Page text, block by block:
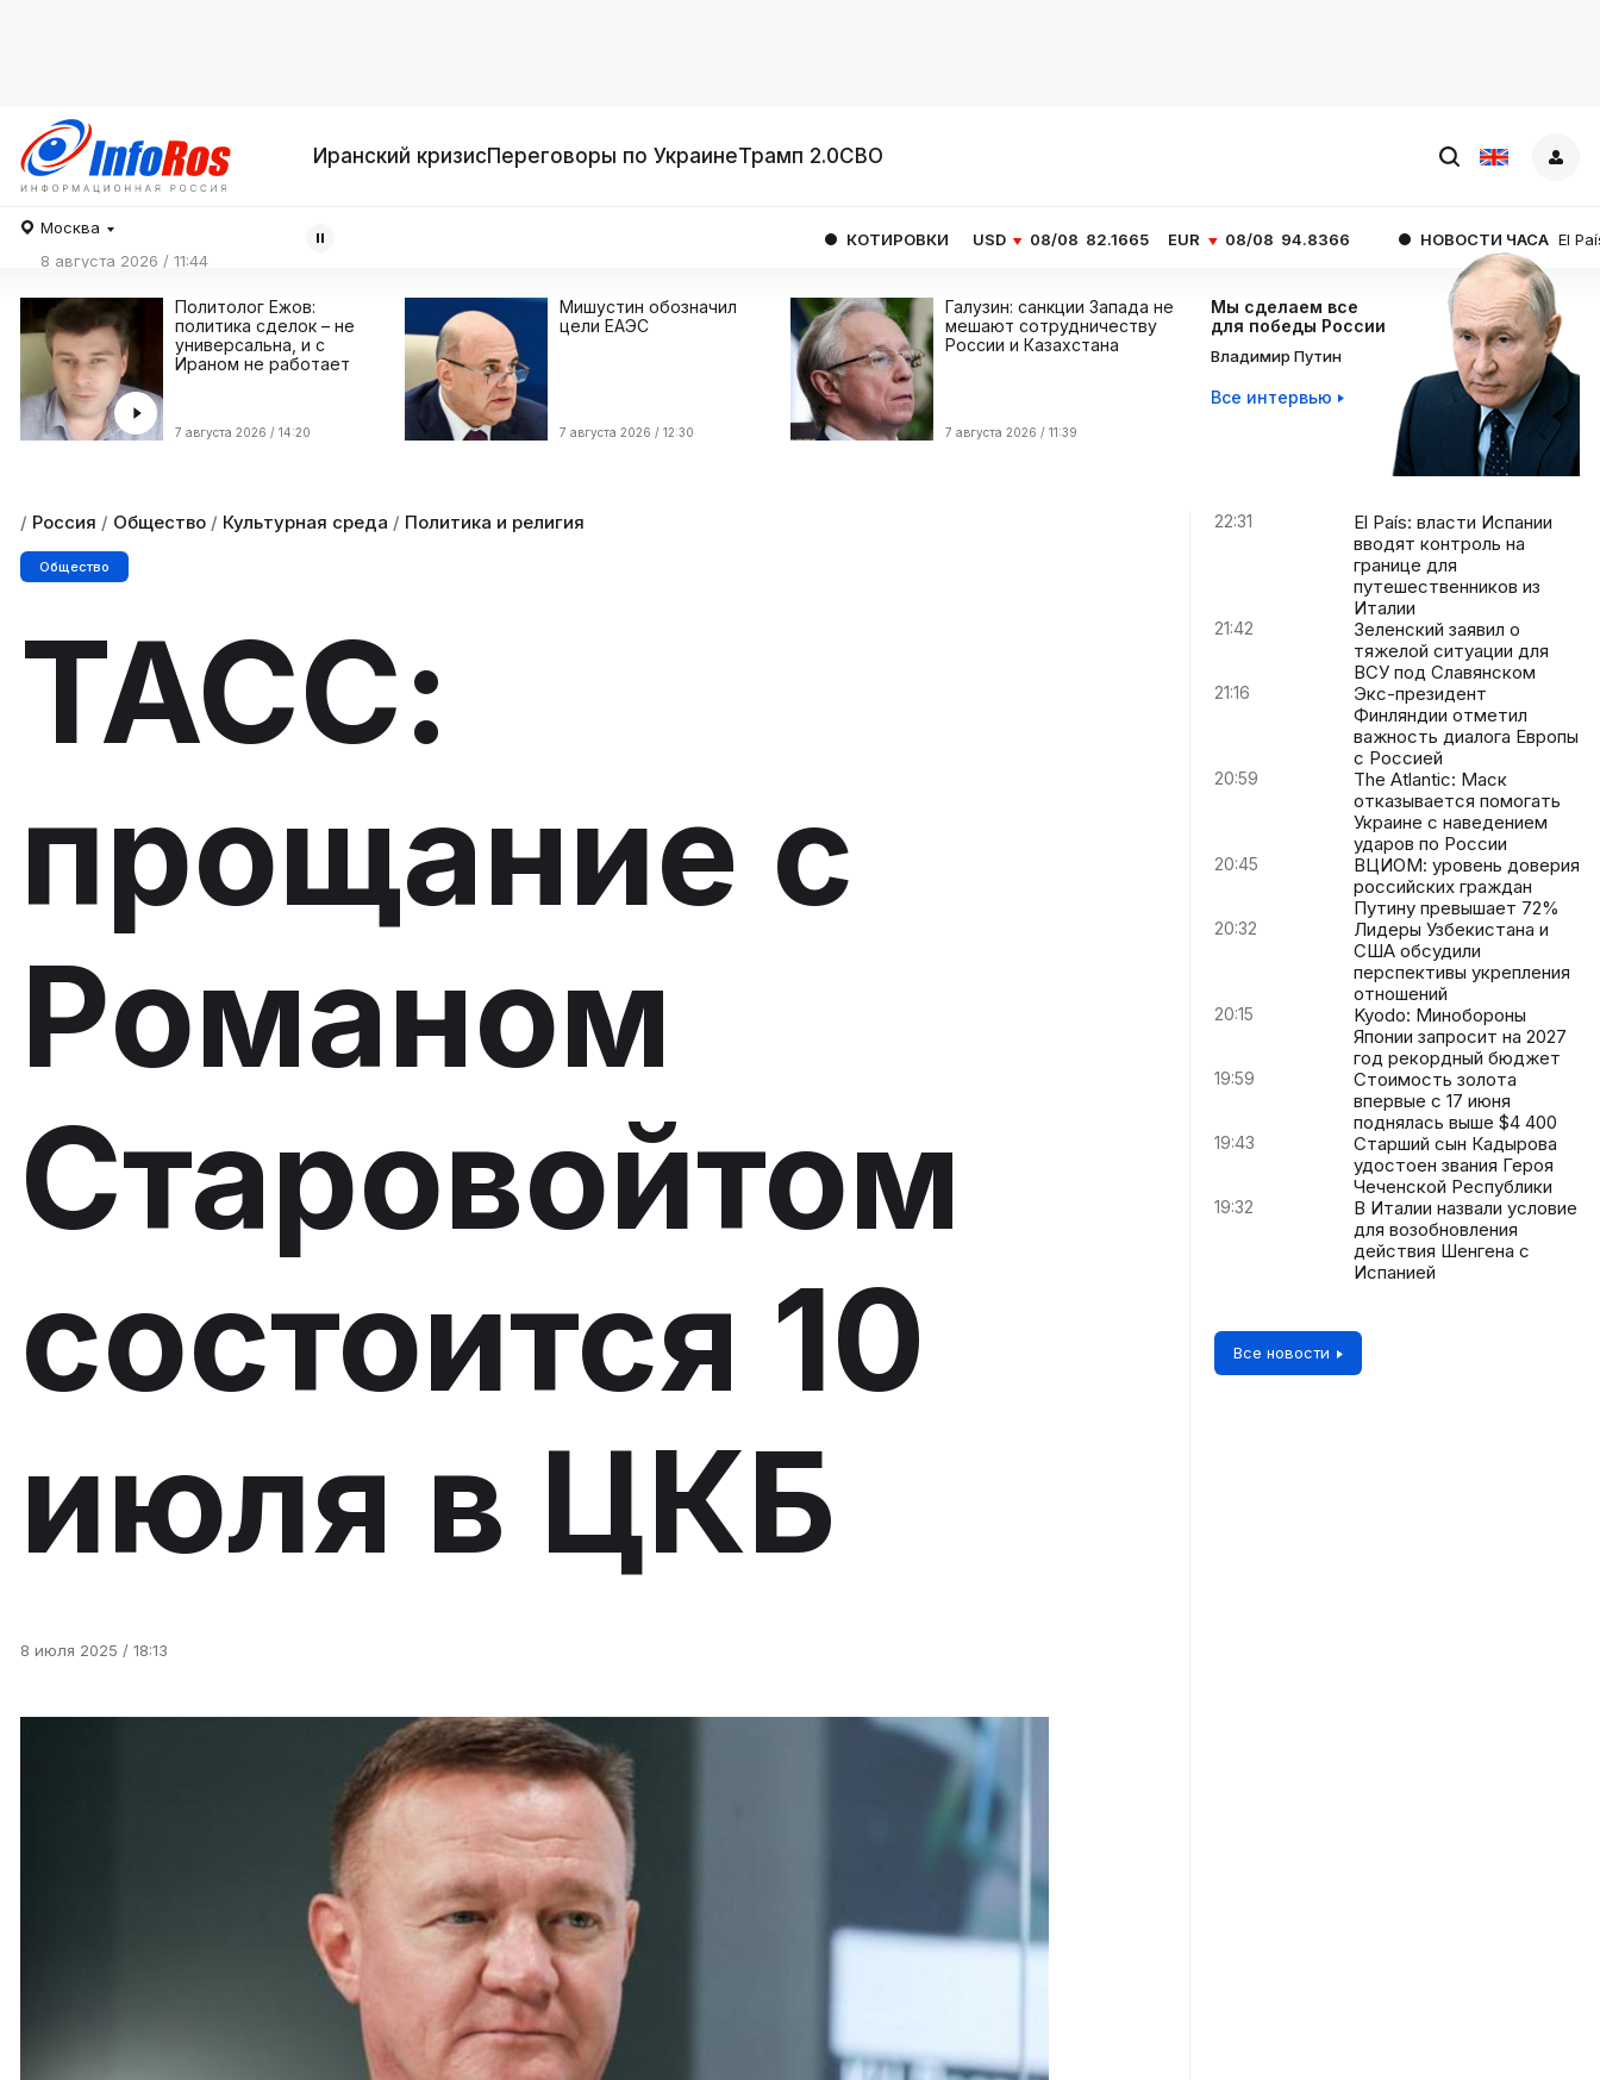
Иранский кризисПереговоры по УкраинеТрамп 2.0СВО
Москва
8 августа 2026 / 11:44
КОТИРОВКИ USD 08/08 82.1665 EUR 08/08 94.8366 НОВОСТИ ЧАСА El País: власти
Политолог Ежов:
политика сделок – не
универсальна, и с
Ираном не работает
7 августа 2026 / 14:20
Мишустин обозначил
цели ЕАЭС
7 августа 2026 / 12:30
Галузин: санкции Запада не
мешают сотрудничеству
России и Казахстана
7 августа 2026 / 11:39
Мы сделаем все
для победы России
Владимир Путин
Все интервью
/ Россия / Общество / Культурная среда / Политика и религия
Общество
ТАСС:
прощание с
Романом
Старовойтом
состоится 10
июля в ЦКБ
8 июля 2025 / 18:13
22:31
El País: власти Испании
вводят контроль на
границе для
путешественников из
Италии
21:42
Зеленский заявил о
тяжелой ситуации для
ВСУ под Славянском
21:16
Экс-президент
Финляндии отметил
важность диалога Европы
с Россией
20:59
The Atlantic: Маск
отказывается помогать
Украине с наведением
ударов по России
20:45
ВЦИОМ: уровень доверия
российских граждан
Путину превышает 72%
20:32
Лидеры Узбекистана и
США обсудили
перспективы укрепления
отношений
20:15
Kyodo: Минобороны
Японии запросит на 2027
год рекордный бюджет
19:59
Стоимость золота
впервые с 17 июня
поднялась выше $4 400
19:43
Старший сын Кадырова
удостоен звания Героя
Чеченской Республики
19:32
В Италии назвали условие
для возобновления
действия Шенгена с
Испанией
Все новости